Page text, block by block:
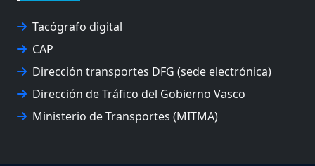
GIZLOGA
JUNTA ARBITRAL DEL TRANSPORTE DE GIPUZKOA
UPV/EHU
Tacógrafo digital
CAP
Dirección transportes DFG (sede electrónica)
Dirección de Tráfico del Gobierno Vasco
Ministerio de Transportes (MITMA)